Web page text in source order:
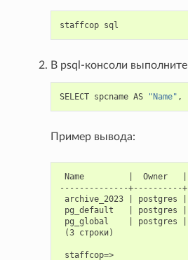
staffcop sql
В psql-консоли выполните
SELECT spcname AS "Name" ,
Пример вывода:
Name         |  Owner
--------------
archive_2023 | postgres
pg_default   | postgres |
pg_global    | postgres |
(3 строки)